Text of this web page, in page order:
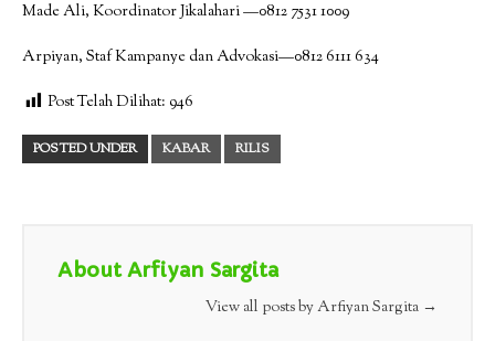
Made Ali, Koordinator Jikalahari —0812 7531 1009
Arpiyan, Staf Kampanye dan Advokasi—0812 6111 634
Post Telah Dilihat: 946
POSTED UNDER KABAR RILIS
About Arfiyan Sargita
View all posts by Arfiyan Sargita →